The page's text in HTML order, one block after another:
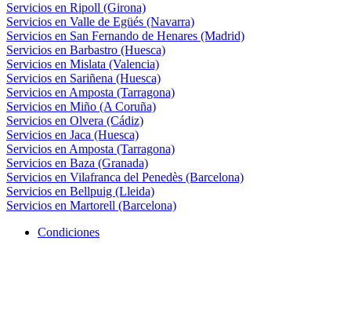
Servicios en Ripoll (Girona)
Servicios en Valle de Egüés (Navarra)
Servicios en San Fernando de Henares (Madrid)
Servicios en Barbastro (Huesca)
Servicios en Mislata (Valencia)
Servicios en Sariñena (Huesca)
Servicios en Amposta (Tarragona)
Servicios en Miño (A Coruña)
Servicios en Olvera (Cádiz)
Servicios en Jaca (Huesca)
Servicios en Amposta (Tarragona)
Servicios en Baza (Granada)
Servicios en Vilafranca del Penedès (Barcelona)
Servicios en Bellpuig (Lleida)
Servicios en Martorell (Barcelona)
Condiciones